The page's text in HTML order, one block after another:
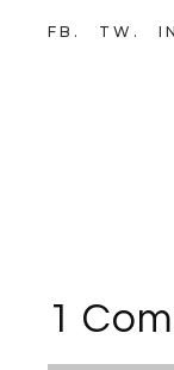
FB TW IN
1